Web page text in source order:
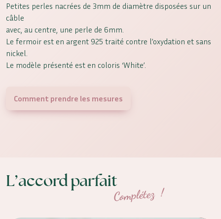
Petites perles nacrées de 3mm de diamètre disposées sur un
câble
avec, au centre, une perle de 6mm.
Le fermoir est en argent 925 traité contre l’oxydation et sans
nickel.
Le modèle présenté est en coloris ‘White’.
Comment prendre les mesures
L’accord parfait
Complétez !